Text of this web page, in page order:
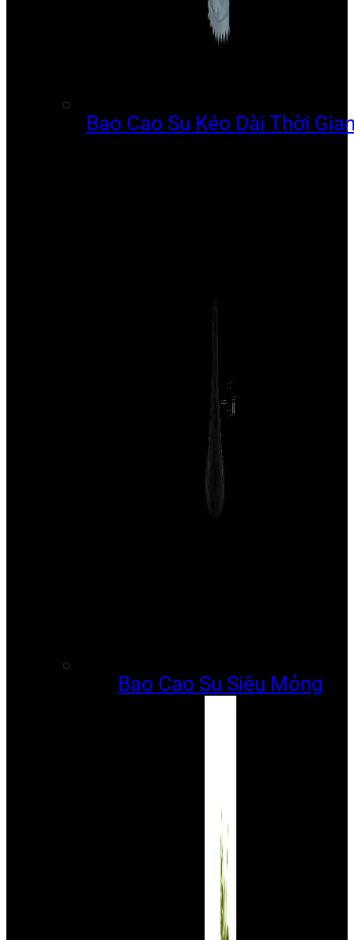
Bao Cao Su Kéo Dài Thời
Bao Cao Su Siêu Mỏng